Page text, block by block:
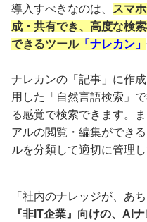
導入すべきなのは、 スマ
成・共有でき、高度な検
できるツール「ナレカン」
ナレカンの「記事」に作
用した「自然言語検索」
る感覚で検索できます。
アルの閲覧・編集ができ
ルを分類して適切に管理し
「社内のナレッジが、あ
『非IT企業』向けの、AI